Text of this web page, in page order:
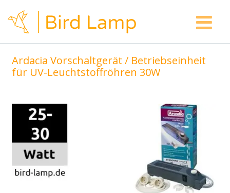
Inhalt
springen
Ardacia Vorschaltgerät / Betriebseinheit
für UV-Leuchtstoffröhren 30W